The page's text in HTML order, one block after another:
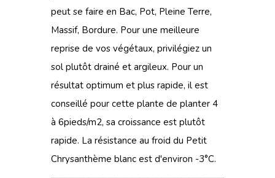
peut se faire en Bac, Pot, Pleine Terre,
Massif, Bordure. Pour une meilleure
reprise de vos végétaux, privilégiez un
sol plutôt drainé et argileux. Pour un
résultat optimum et plus rapide, il est
conseillé pour cette plante de planter 4
à 6pieds/m2, sa croissance est plutôt
rapide. La résistance au froid du Petit
Chrysanthème blanc est d'environ -3°C.